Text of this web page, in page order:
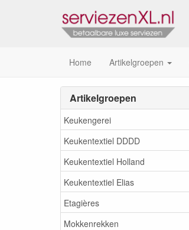
Home Artikelgroepen
Artikelgroepen
Keukengerei
Keukentextiel DDDD
Keukentextiel Holland
Keukentextiel Elias
Etagières
Mokkenrekken